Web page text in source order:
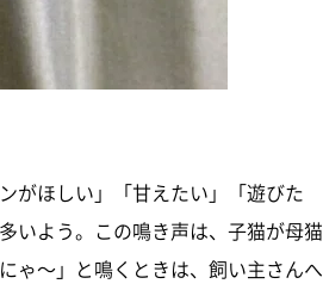
がほしい」「甘えたい」「遊びた
いよう。この鳴き声は、子猫が母猫
ゃ～」と鳴くときは、飼い主さんへ